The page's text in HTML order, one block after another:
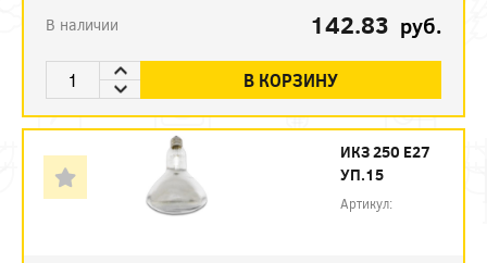
В наличии 142.83 руб.
В КОРЗИНУ
ИКЗ 250 Е27
УП.15
Артикул: